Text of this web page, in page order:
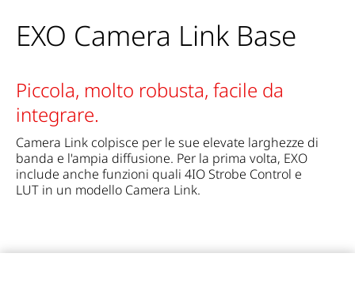
EXO Camera Link Base
Piccola, molto robusta, facile da
integrare.
Camera Link colpisce per le sue elevate larghezze di
banda e l'ampia diffusione. Per la prima volta, EXO
include anche funzioni quali 4IO Strobe Control e
LUT in un modello Camera Link.